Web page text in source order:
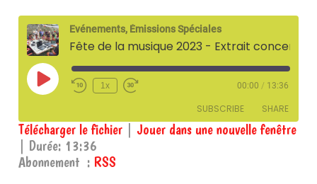
Evénements, Émissions Spéciales
Play
Episode
1x 00:00 / 13:36
SUBSCRIBE SHARE
RSS
SHARE
Télécharger le fichier
Jouer dans une nouvelle fenêtre
Durée: 13:36
Abonnement : RSS